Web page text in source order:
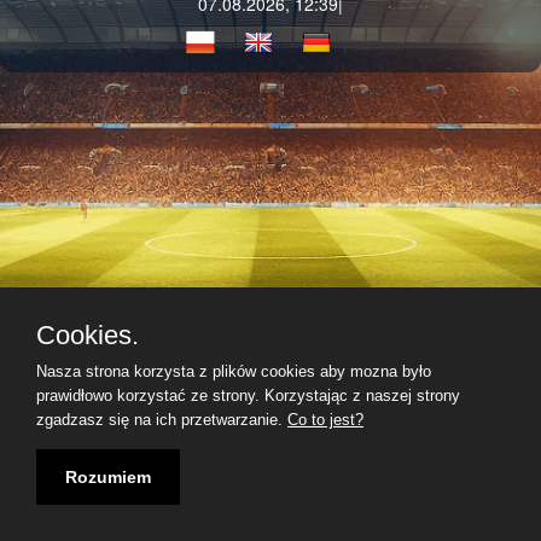
Cookies.
Nasza strona korzysta z plików cookies aby mozna było
prawidłowo korzystać ze strony. Korzystając z naszej strony
zgadzasz się na ich przetwarzanie. Co to jest?
Rozumiem